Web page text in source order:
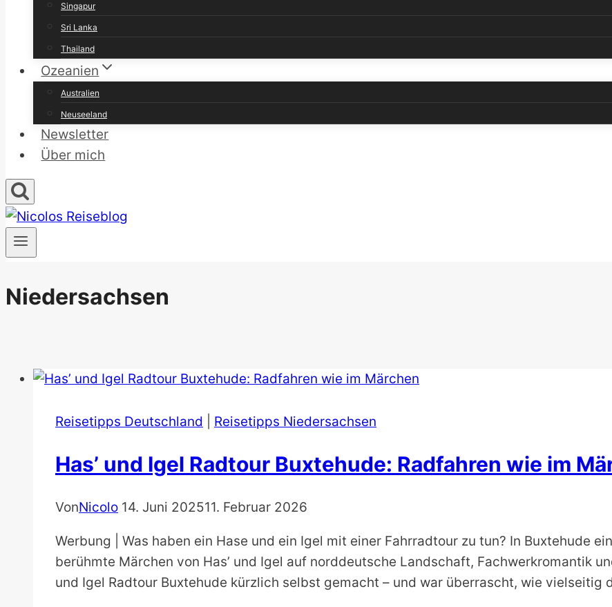
Singapur
Sri Lanka
Thailand
Ozeanien
Australien
Neuseeland
Newsletter
Über mich
Niedersachsen
Reisetipps Deutschland Reisetipps Niedersachsen
Has’ und Igel Radtour Buxtehude: Radfahren wie im
VonNicolo 14. Juni 202511. Februar 2026
Werbung | Was haben ein Hase und ein Igel mit einer Fahrradtour zu tun? In Buxtehude
berühmte Märchen von Has’ und Igel auf norddeutsche Landschaft, Fachwerkromantik
und Igel Radtour Buxtehude kürzlich selbst gemacht – und war überrascht, wie vielseitig